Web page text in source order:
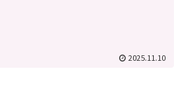
2025.11.10